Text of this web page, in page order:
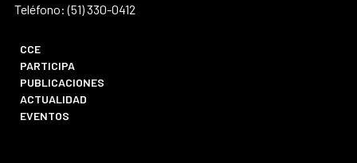
Teléfono: (51) 330-0412
CCE
PARTICIPA
PUBLICACIONES
ACTUALIDAD
EVENTOS